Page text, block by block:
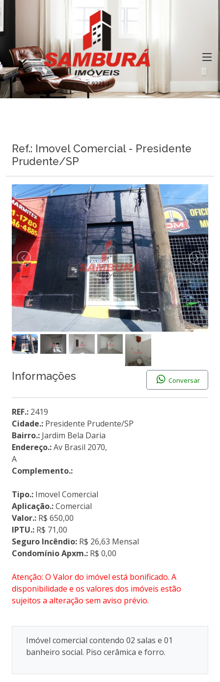
Ref.: Imovel Comercial - Presidente
Prudente/SP
Informações Conversar
REF.: 2419
Cidade.: Presidente Prudente/SP
Bairro.: Jardim Bela Daria
Endereço.:Av Brasil 2070,
A
Complemento.:
Tipo.: Imovel Comercial
Aplicação.:Comercial
Valor.: R$ 650,00
IPTU.: R$ 71,00
Seguro Incêndio: R$ 26,63 Mensal
Condomínio Apxm.: R$ 0,00
Atenção: O Valor do imóvel está bonificado. A
disponibilidade e os valores dos imóveis estão
sujeitos a alteração sem aviso prévio.
Imóvel comercial contendo 02 salas e 01
banheiro social. Piso cerâmica e forro.